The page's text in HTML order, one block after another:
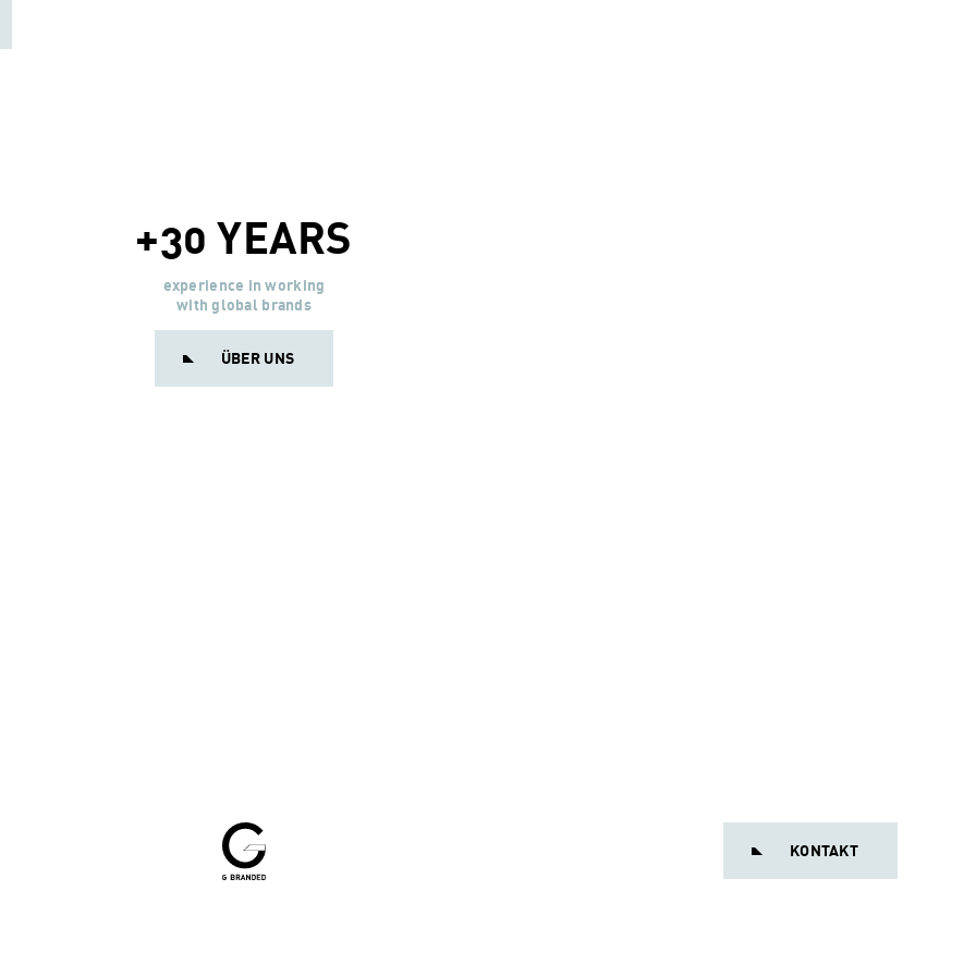
+30 YEARS
experience in working
with global brands
ÜBER UNS
KONTAKT